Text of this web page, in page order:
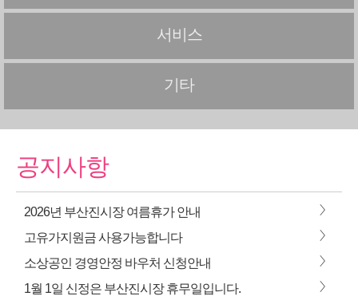
서비스
기타
공지사항
2026년 부산진시장 여름휴가 안내 >
고유가지원금 사용가능합니다 >
소상공인 경영안정 바우처 신청안내 >
1월 1일 신정은 부산진시장 휴무일입니다. >